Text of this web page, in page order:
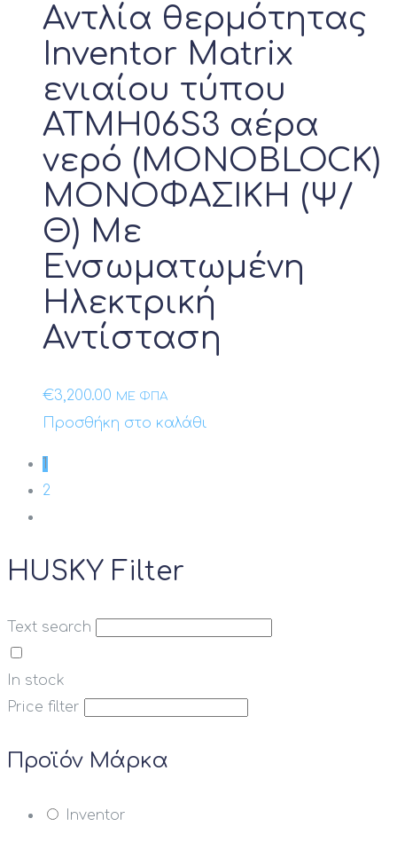
Αντλία θερμότητας
Inventor Matrix
ενιαίου τύπου
ATMH06S3 αέρα
νερό (MONOBLOCK)
ΜΟΝΟΦΑΣΙΚΗ (Ψ/
Θ) Με
Ενσωματωμένη
Ηλεκτρική
Αντίσταση
€3,200.00 ΜΕ ΦΠΑ
Προσθήκη στο καλάθι
1
2
HUSKY Filter
Text search
In stock
Price filter
Προϊόν Μάρκα
Inventor